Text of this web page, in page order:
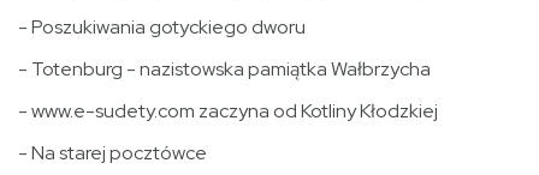
- Poszukiwania gotyckiego dworu
- Totenburg - nazistowska pamiątka Wałbrzycha
- www.e-sudety.com zaczyna od Kotliny Kłodzkiej
- Na starej pocztówce